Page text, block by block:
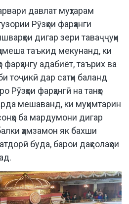
давлат муҳтарам
Рӯзҳои фарҳанги
дигар зери таваҷҷуҳи
таъкид мекунанд, ки
адабиёт, таърих ва
тоҷикӣ дар сатҳи баланд
фарҳангӣ на танҳо
мешаванд, ки муҳимтарин
ба мардумони дигар
ҳамзамон як бахши
буда, барои даҳсолаҳои